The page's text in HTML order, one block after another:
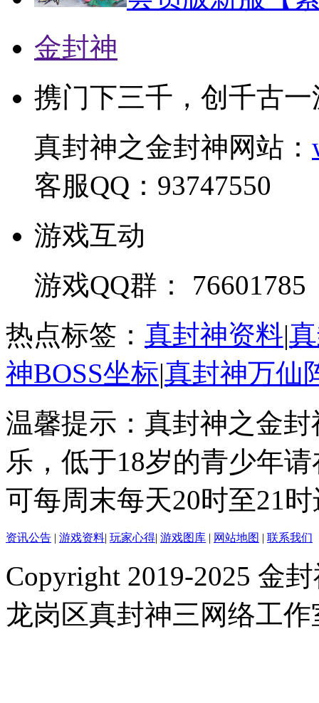
金封神
携门下三千，创千古一
真封神之金封神网站：
客服QQ：93747550
游戏互动
游戏QQ群： 76601785
热点标签： 真封神资料|
神BOSS坐标|真封神万仙
温馨提示：真封神之金
乐，低于18岁的青少年
可每周末每天20时至21
资讯公告 | 游戏资料| 玩家心得| 游戏图库 | 网站地图 | 联系我们
Copyright 2019-2025 金
龙岗区真封神三网络工